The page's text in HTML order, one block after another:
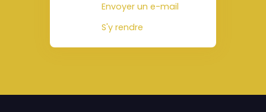
Envoyer un e-mail
S'y rendre